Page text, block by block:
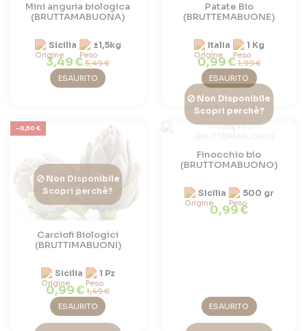
Mini anguria biologica
(BRUTTAMABUONA)
Sicilia ±1,5kg
3,49 €5,49 €
ESAURITO
Patate Bio
(BRUTTEMABUONE)
Italia 1 Kg
0,99 € 1,99 €
ESAURITO
-0,50 €
Non Disponibile
Scopri perchè?
Carciofi Biologici
(BRUTTIMABUONI)
Sicilia 1 Pz
0,99 €1,49 €
ESAURITO
Non Disponibile
Scopri perchè?
Finocchio bio
(BRUTTOMABUONO)
Sicilia 500 gr
0,99 €
ESAURITO